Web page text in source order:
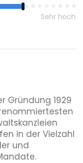
internationale
Sehr hoch
Gründung 1929
in der Vielzahl
und